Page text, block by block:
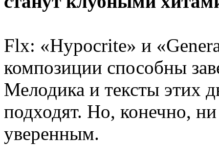
Flx: «Hypocrite» и
композиции способны
Мелодика и тексты этих
подходят. Но, конечно,
уверенным.